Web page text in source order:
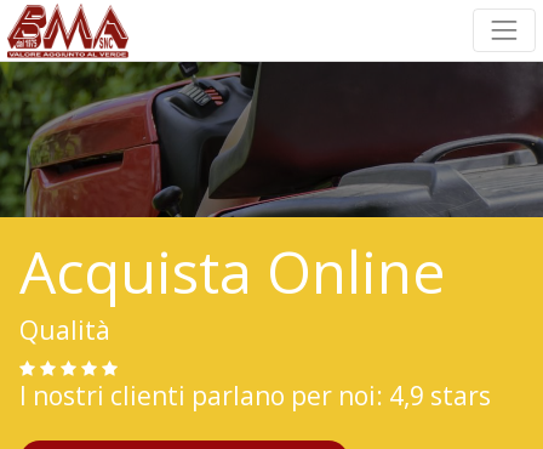
Acquista Online
Qualità
I nostri clienti parlano per noi: 4,9 stars